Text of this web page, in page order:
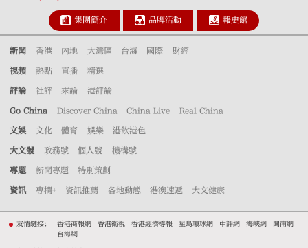
集團簡介 品牌活動 報史館
新聞 香港 內地 大灣區 台海 國際 財經
視頻 熱點 直播 精選
評論 社評 來論 港評論
Go China Discover China China Live Real China
文娛 文化 體育 娛樂 港飲港色
大文號 政務號 個人號 機構號
專題 新聞專題 特別策劃
資訊 專欄+ 資訊推薦 各地動態 港澳速遞 大文健康
友情鏈接： 香港商報網 香港衛視 香港經濟導報 星島環球網 中評網 海峽網
閩南網
台海網